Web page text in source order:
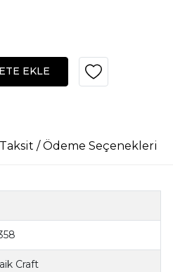
EKLE
Taksit / Ödeme Seçenekleri
Craft